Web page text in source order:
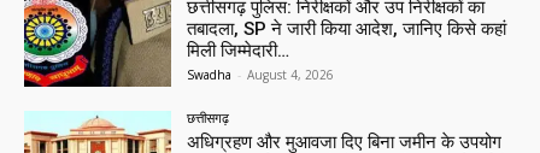
छत्तीसगढ़ पुलिस: निरीक्षकों और उप निरीक्षकों का
तबादला, SP ने जारी किया आदेश, जानिए किसे कहां
मिली जिम्मेदारी…
Swadha - August 4, 2026
छत्तीसगढ़
अधिग्रहण और मुआवजा दिए बिना जमीन के उपयोग